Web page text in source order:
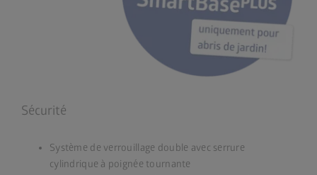
Sécurité
Système de verrouillage double avec serrure
cylindrique à poignée tournante